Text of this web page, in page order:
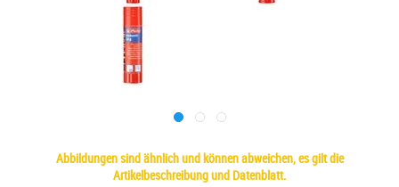
Abbildungen sind ähnlich und können abweichen, es gilt die
Artikelbeschreibung und Datenblatt.